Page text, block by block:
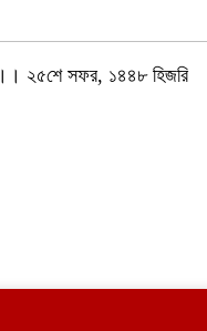
২৫শে সফর, ১৪৪৮ হিজরি